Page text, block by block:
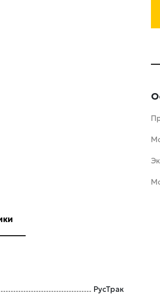
РусТрак